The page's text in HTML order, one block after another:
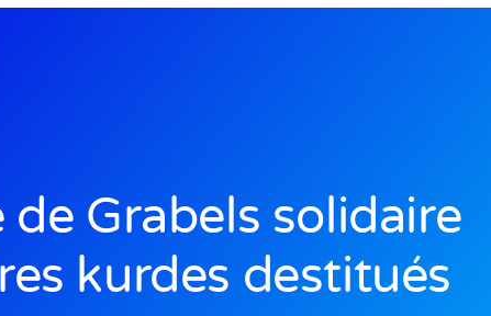
de Grabels solidaire
kurdes destitués